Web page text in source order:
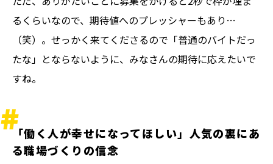
るくらいなので、期待値へのプレッシャーもあり…
（笑）。せっかく来てくださるので「普通のバイトだっ
たな」とならないように、みなさんの期待に応えたいで
すね。
「働く人が幸せになってほしい」人気の裏にあ
る職場づくりの信念